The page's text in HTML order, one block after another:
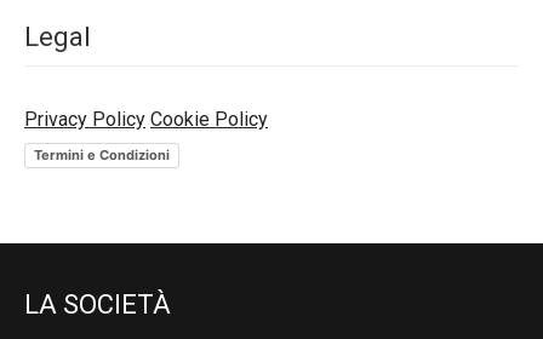
Legal
Privacy Policy Cookie Policy
Termini e Condizioni
LA SOCIETÀ